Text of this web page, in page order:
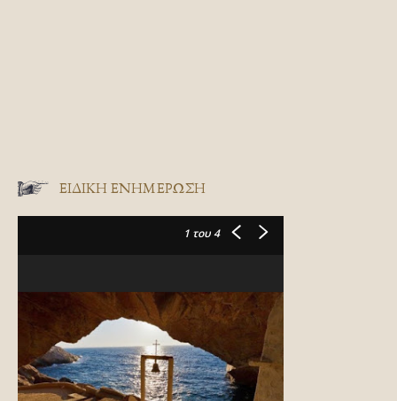
ΕΙΔΙΚΉ ΕΝΗΜΈΡΩΣΗ
1 του 4